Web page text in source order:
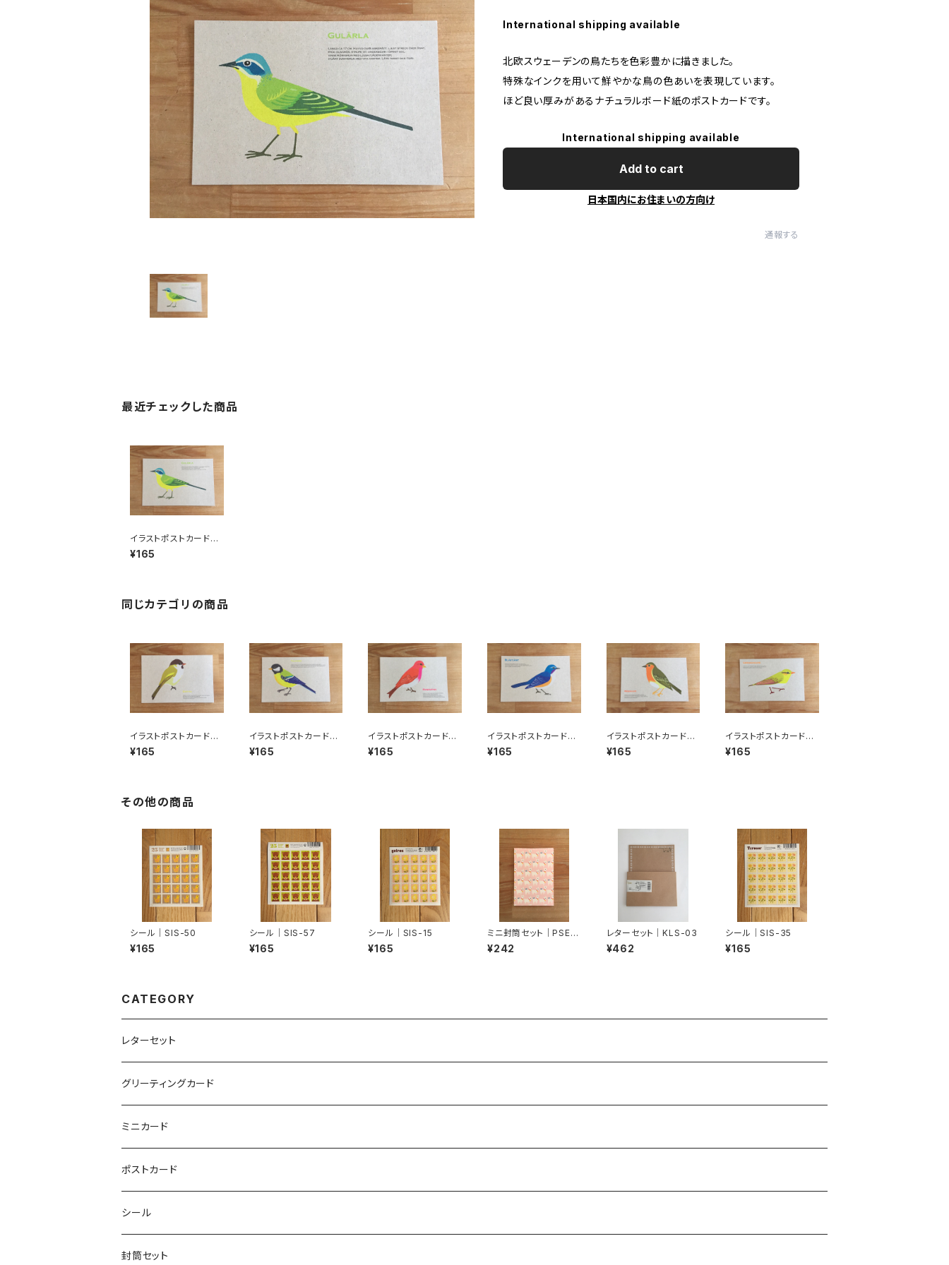
International shipping available
北欧スウェーデンの鳥たちを色彩豊かに描きました。
特殊なインクを用いて鮮やかな鳥の色あいを表現しています。
ほど良い厚みがあるナチュラルボード紙のポストカードです。
International shipping available
Add to cart
日本国内にお住まいの方向け
通報する
最近チェックした商品
イラストポストカード｜
BPB-04
¥165
同じカテゴリの商品
イラストポストカード｜
BPB-01
¥165
イラストポストカード｜
BPB-02
¥165
イラストポストカード｜
BPB-03
¥165
イラストポストカード｜
BPB-05
¥165
イラストポストカード｜
BPB-06
¥165
イラストポストカード｜
BPB-07
¥165
その他の商品
シール｜SIS-50
¥165
シール｜SIS-57
¥165
シール｜SIS-15
¥165
ミニ封筒セット｜PSE-1
3
¥242
レターセット｜KLS-03
¥462
シール｜SIS-35
¥165
CATEGORY
レターセット
グリーティングカード
ミニカード
ポストカード
シール
封筒セット